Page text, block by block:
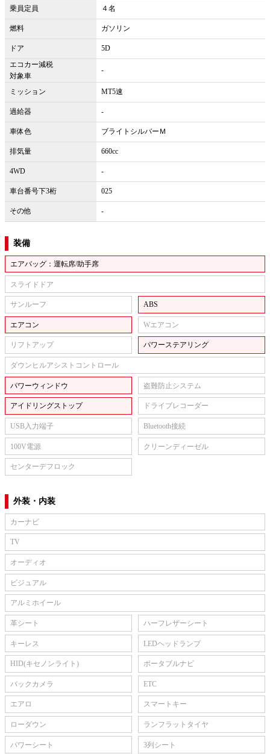
乗員定員 ４名
燃料 ガソリン
ドア
5D
エコカー減税
対象車
-
ミッション MT5速
過給器 -
車体色 ブライトシルバーＭ
排気量 660cc
4WD -
車台番号下3桁 025
その他 -
装備
エアバッグ：運転席/助手席
スライドドア
サンルーフ ABS
エアコン Wエアコン
リフトアップ パワーステアリング
ダウンヒルアシストコントロール
パワーウィンドウ 盗難防止システム
アイドリングストップ ドライブレコーダー
USB入力端子 Bluetooth接続
100V電源 クリーンディーゼル
センターデフロック
外装・内装
カーナビ
TV
オーディオ
ビジュアル
アルミホイール
革シート ハーフレザーシート
キーレス LEDヘッドランプ
HID(キセノンライト) ポータブルナビ
バックカメラ ETC
エアロ スマートキー
ローダウン ランフラットタイヤ
パワーシート 3列シート